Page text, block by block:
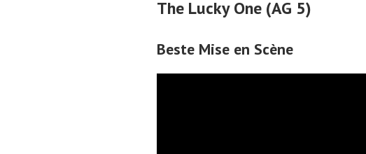
The Lucky One (AG 5)
Beste Mise en Scène